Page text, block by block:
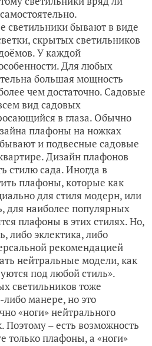
светильники бывают в виде
скрытых светильников
У каждой
Для любых
большая мощность
чем достаточно. Садовые
вид садовых
в глаза. Обычно
плафоны на ножках
и подвесные садовые
Дизайн плафонов
стилю сада. Иногда в
плафоны, которые как
для стиля модерн, или
для наиболее популярных
плафоны в этих стилях. Но,
либо эклектика, либо
рекомендацией
нейтральные модели, как
под любой стиль».
светильников тоже
манере, но это
«ноги» нейтрального
Поэтому – есть возможность
только плафоны, а «ноги»